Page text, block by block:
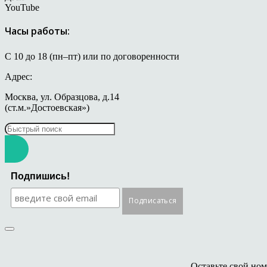
YouTube
Часы работы:
С 10 до 18 (пн–пт) или по договоренности
Адрес:
Москва, ул. Образцова, д.14
(ст.м.»Достоевская»)
Подпишись!